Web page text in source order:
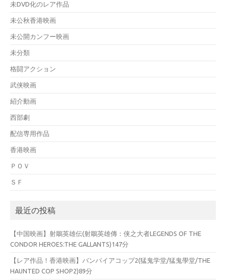
未DVD化のレア作品
未公秋香港映画
未公開カンフー映画
未分類
格闘アクション
武侠映画
紹介動画
西部劇
配信専用作品
香港映画
ＰＯＶ
ＳＦ
最近の投稿
【中国映画】射鵰英雄伝(射鵰英雄傳：侠之大者LEGENDS OF THE
CONDOR HEROES:THE GALLANTS)147分
【レア作品！香港映画】バンパイアコップ2(猛鬼学堂/猛鬼學堂/THE
HAUNTED COP SHOP2)89分